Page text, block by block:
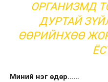
ОРГАНИЗМД
ДУРТАЙ
ӨӨРИЙНХӨӨ
Миний нэг өдөр……